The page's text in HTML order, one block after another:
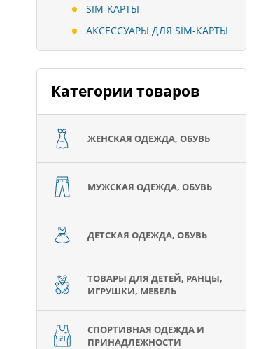
SIM-КАРТЫ
АКСЕССУАРЫ ДЛЯ SIM-КАРТЫ
Категории товаров
ЖЕНСКАЯ ОДЕЖДА, ОБУВЬ
МУЖСКАЯ ОДЕЖДА, ОБУВЬ
ДЕТСКАЯ ОДЕЖДА, ОБУВЬ
ТОВАРЫ ДЛЯ ДЕТЕЙ, РАНЦЫ,
ИГРУШКИ, МЕБЕЛЬ
СПОРТИВНАЯ ОДЕЖДА И
ПРИНАДЛЕЖНОСТИ